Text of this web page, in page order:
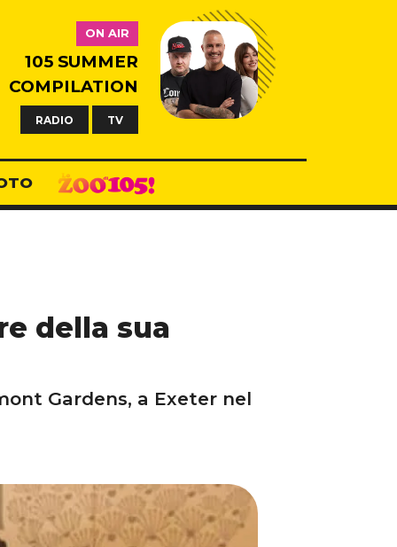
ON AIR
105 SUMMER
COMPILATION
RADIO TV
della sua
Gardens, a Exeter nel